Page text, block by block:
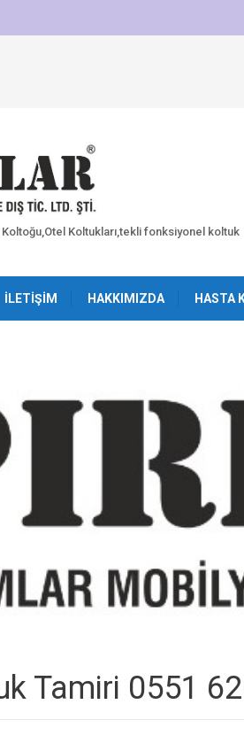
Koltukları,tekli fonksiyonel koltuk
İLETIŞIM HAKKIMIZDA HASTA
Tamiri 0551